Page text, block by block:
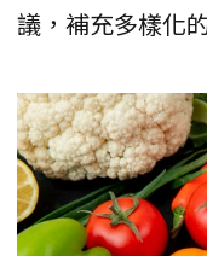
議，補充多樣化